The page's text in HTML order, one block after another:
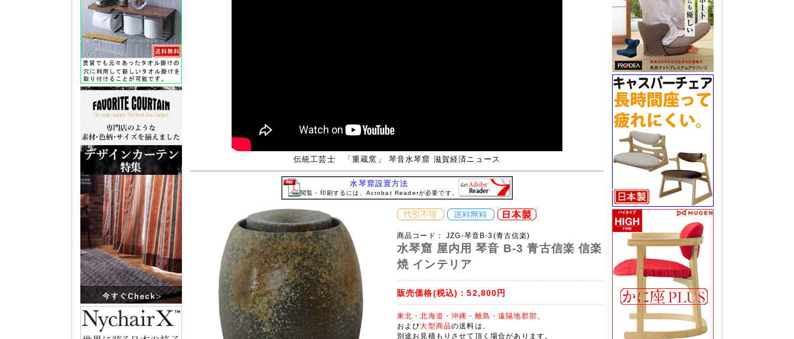
伝統工芸士 「重蔵窯」 琴音水琴窟 滋賀経済ニュース
水琴窟設置方法
閲覧・印刷するには、Acrobat Readerが必要です。
商品コード： JZG-琴音B-3(青古信楽)
水琴窟 屋内用 琴音 B-3 青古信楽 信楽
焼 インテリア
販売価格(税込)：52,800円
東北・北海道・沖縄・離島・遠隔地郡部
および大型商品の送料は、
別途お見積もりさせて頂く場合があります。